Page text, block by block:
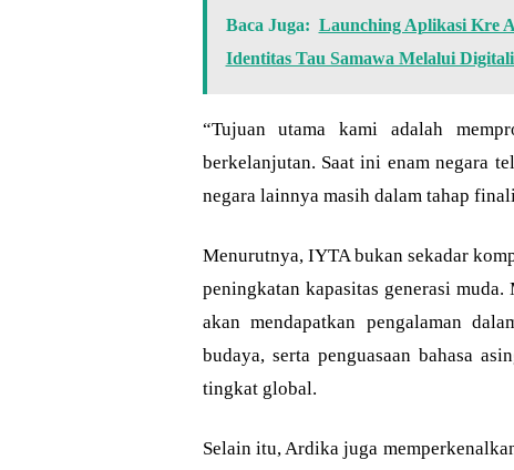
Baca Juga: Launching Aplikasi Kre
Identitas Tau Samawa Melalui
“Tujuan utama kami adalah
berkelanjutan. Saat ini enam negara
negara lainnya masih dalam tahap
Menurutnya, IYTA bukan sekadar
peningkatan kapasitas generasi
akan mendapatkan pengalaman
budaya, serta penguasaan bahasa
tingkat global.
Selain itu, Ardika juga